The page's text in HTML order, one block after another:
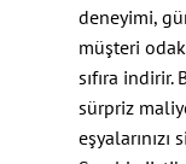
deneyimi,
müşteri
sıfıra indirir.
sürpriz